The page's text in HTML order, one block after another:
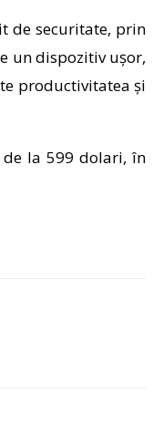
de securitate, prin
un dispozitiv ușor,
productivitatea și
la 599 dolari, în